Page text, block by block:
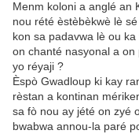
Menm koloni a anglé an
nou rété èstèbèkwè lè
kon sa padavwa lè ou
on chanté nasyonal a
yo réyaji ?
Èspò Gwadloup ki kay
rèstan a kontinan
sa fò nou ay jété on zyé
bwabwa annou-la paré